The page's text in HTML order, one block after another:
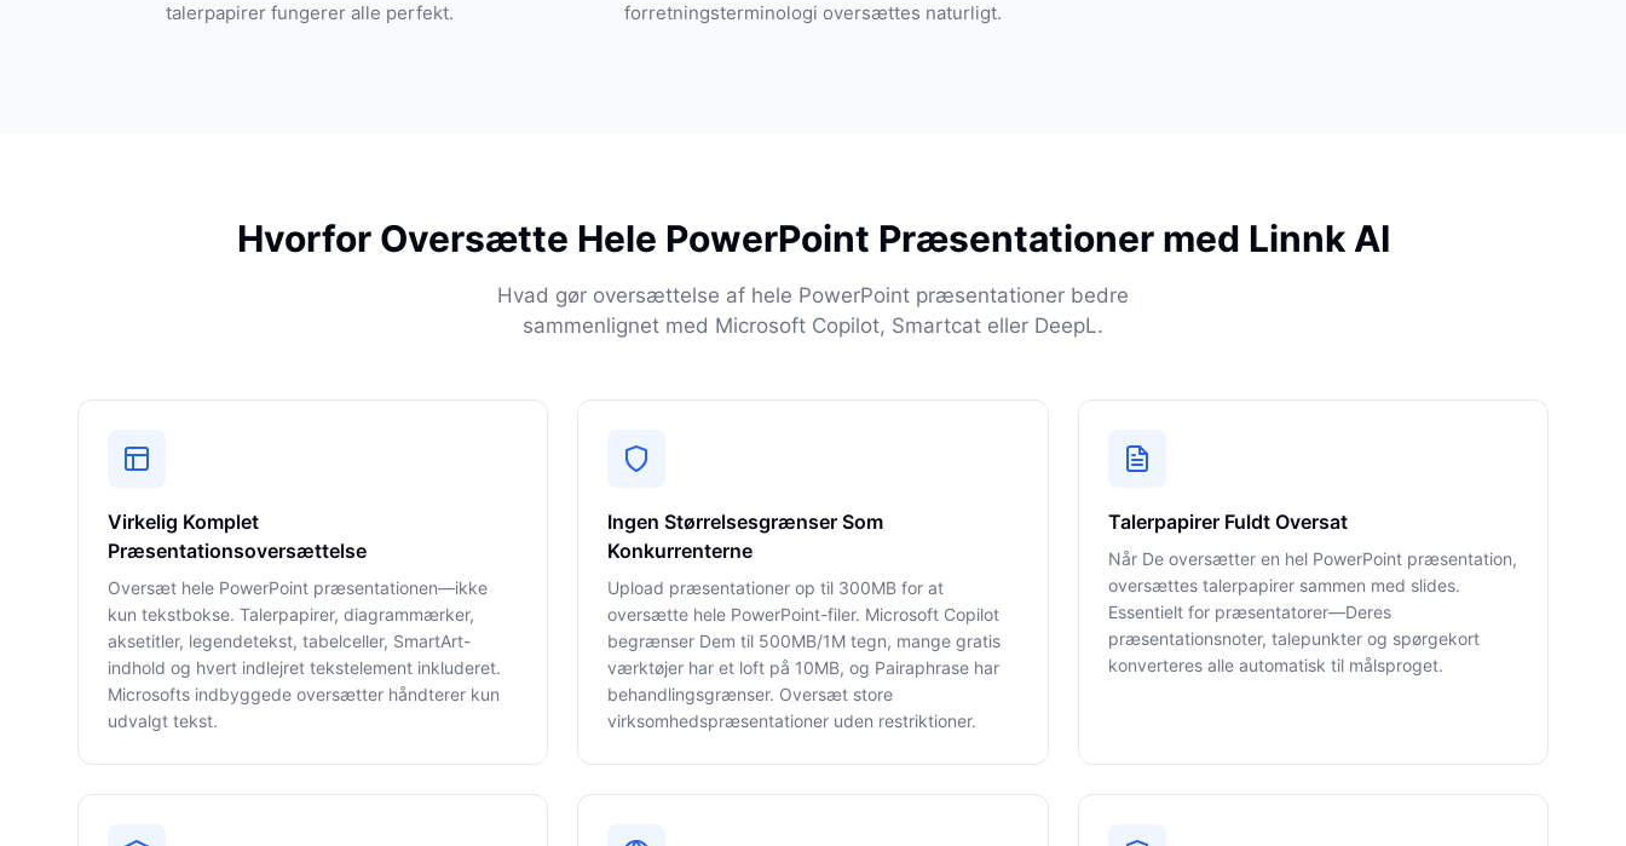
talerpapirer fungerer alle perfekt.
forretningsterminologi oversættes naturligt.
Hvorfor Oversætte Hele PowerPoint Præsentationer med Linnk AI
Hvad gør oversættelse af hele PowerPoint præsentationer bedre
sammenlignet med Microsoft Copilot, Smartcat eller DeepL.
Virkelig Komplet
Præsentationsoversættelse
Oversæt hele PowerPoint præsentationen—ikke
kun tekstbokse. Talerpapirer, diagrammærker,
aksetitler, legendetekst, tabelceller, SmartArt-
indhold og hvert indlejret tekstelement inkluderet.
Microsofts indbyggede oversætter håndterer kun
udvalgt tekst.
Ingen Størrelsesgrænser Som
Konkurrenterne
Upload præsentationer op til 300MB for at
oversætte hele PowerPoint-filer. Microsoft Copilot
begrænser Dem til 500MB/1M tegn, mange gratis
værktøjer har et loft på 10MB, og Pairaphrase har
behandlingsgrænser. Oversæt store
virksomhedspræsentationer uden restriktioner.
Talerpapirer Fuldt Oversat
Når De oversætter en hel PowerPoint præsentation,
oversættes talerpapirer sammen med slides.
Essentielt for præsentatorer—Deres
præsentationsnoter, talepunkter og spørgekort
konverteres alle automatisk til målsproget.